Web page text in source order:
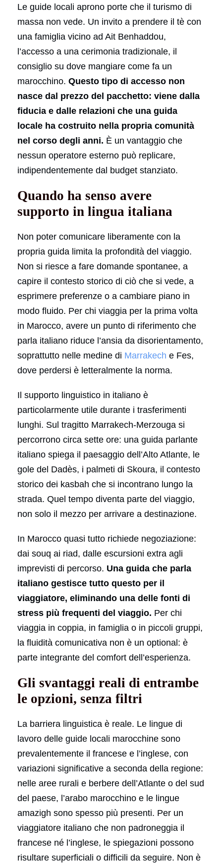
Le guide locali aprono porte che il turismo di
massa non vede. Un invito a prendere il tè con
una famiglia vicino ad Ait Benhaddou,
l’accesso a una cerimonia tradizionale, il
consiglio su dove mangiare come fa un
marocchino. Questo tipo di accesso non
nasce dal prezzo del pacchetto: viene dalla
fiducia e dalle relazioni che una guida
locale ha costruito nella propria comunità
nel corso degli anni. È un vantaggio che
nessun operatore esterno può replicare,
indipendentemente dal budget stanziato.
Quando ha senso avere
supporto in lingua italiana
Non poter comunicare liberamente con la
propria guida limita la profondità del viaggio.
Non si riesce a fare domande spontanee, a
capire il contesto storico di ciò che si vede, a
esprimere preferenze o a cambiare piano in
modo fluido. Per chi viaggia per la prima volta
in Marocco, avere un punto di riferimento che
parla italiano riduce l’ansia da disorientamento,
soprattutto nelle medine di Marrakech e Fes,
dove perdersi è letteralmente la norma.
Il supporto linguistico in italiano è
particolarmente utile durante i trasferimenti
lunghi. Sul tragitto Marrakech-Merzouga si
percorrono circa sette ore: una guida parlante
italiano spiega il paesaggio dell’Alto Atlante, le
gole del Dadès, i palmeti di Skoura, il contesto
storico dei kasbah che si incontrano lungo la
strada. Quel tempo diventa parte del viaggio,
non solo il mezzo per arrivare a destinazione.
In Marocco quasi tutto richiede negoziazione:
dai souq ai riad, dalle escursioni extra agli
imprevisti di percorso. Una guida che parla
italiano gestisce tutto questo per il
viaggiatore, eliminando una delle fonti di
stress più frequenti del viaggio. Per chi
viaggia in coppia, in famiglia o in piccoli gruppi,
la fluidità comunicativa non è un optional: è
parte integrante del comfort dell’esperienza.
Gli svantaggi reali di entrambe
le opzioni, senza filtri
La barriera linguistica è reale. Le lingue di
lavoro delle guide locali marocchine sono
prevalentemente il francese e l’inglese, con
variazioni significative a seconda della regione:
nelle aree rurali e berbere dell’Atlante o del sud
del paese, l’arabo marocchino e le lingue
amazigh sono spesso più presenti. Per un
viaggiatore italiano che non padroneggia il
francese né l’inglese, le spiegazioni possono
risultare superficiali o difficili da seguire. Non è